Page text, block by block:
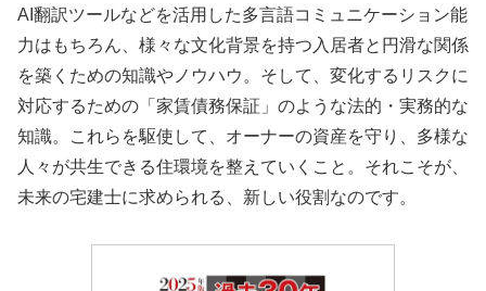
AI翻訳ツールなどを活用した多言語コミュニケーション能
力はもちろん、様々な文化背景を持つ入居者と円滑な関係
を築くための知識やノウハウ。そして、変化するリスクに
対応するための「家賃債務保証」のような法的・実務的な
知識。これらを駆使して、オーナーの資産を守り、多様な
人々が共生できる住環境を整えていくこと。それこそが、
未来の宅建士に求められる、新しい役割なのです。